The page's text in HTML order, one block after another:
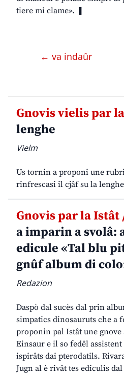
tiere mi clame». ❚
← va indaûr
Gnovis vielis par
lenghe
Vielm
Us tornin a proponi une
rinfrescasi il cjâf su la
Gnovis par la Istât
a imparin a svolâ:
edicule «Tal blu
gnûf album di
Redazion
Daspò dal sucès dal prin
simpatics dinosauruts che a
proponin pal Istât une
Einsaur e il so fedêl
ispirâts dai pterodatils.
Jugn al è rivât tes ediculis